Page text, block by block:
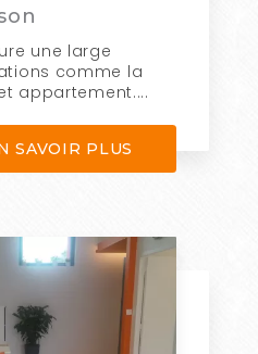
une large
comme la
appartement....
SAVOIR PLUS